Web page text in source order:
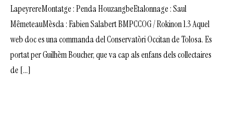
LapeyrereMontatge : Penda HouzangbeEtalonnage : Saul
MêmeteauMèscla : Fabien Salabert BMPCCOG / Rokinon 1.3 Aquel
web doc es una commanda del Conservatòri Occitan de Tolosa. Es
portat per Guilhèm Boucher, que va cap als enfans dels collectaires
de […]